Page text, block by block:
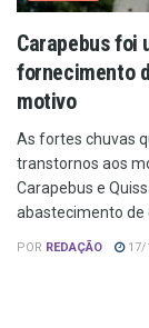
Carapebus foi
fornecimento
motivo
As fortes chuvas
transtornos aos
Carapebus e
abastecimento de
POR REDAÇÃO 17/